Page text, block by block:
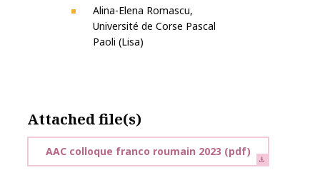
Alina-Elena Romascu,
Université de Corse Pascal
Paoli (Lisa)
Attached file(s)
AAC colloque franco roumain 2023 (pdf)